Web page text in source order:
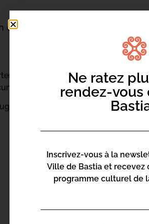
00
di a 36a edizione, riceverà u
attori, realizatori è prufessiunali di
di u Festivale
Ne ratez
rendez-vous
Inscrivez-vous à la
Ville de Bastia et recevez
programme culturel de